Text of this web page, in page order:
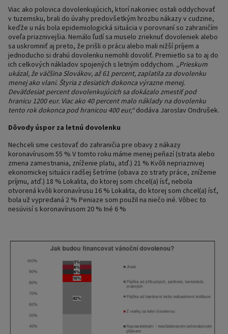
Viac ako polovica dovolenkujúcich, ktorí nakoniec ostali oddychovať
v tuzemsku, brali do úvahy predovšetkým hrozbu nákazy v cudzine,
keďže u nás bola epidemiologická situácia v porovnaní so zahraničím
oveľa priaznivejšia. Nemálo ľudí sa muselo zrieknuť dovoleniek alebo
sa uskromniť aj preto, že prišli o prácu alebo mali nižší príjem a
jednoducho si drahú dovolenku nemohli dovoliť. Premietlo sa to aj do
ich celkových nákladov spojených s letným oddychom. „Prieskum
ukázal, že väčšina Slovákov, až 61 percent, zaplatila za dovolenku
menej ako vlani. Štyria z desiatich dokonca výrazne menej.
Deväťdesiat percent dovolenkujúcich sa dokázalo zmestiť pod
hranicu 1200 eur. Viac ako 40 percent malo náklady na dovolenku
tento rok dokonca pod hranicou 400 eur,“dodáva Jaroslav Ondrušek.
Dôvody úspor za letnú dovolenku
Nechceli sme cestovať do zahraničia pre obavy z nákazy
koronavírusom 55 % V tomto roku máme menej peňazí (strata alebo
zmena zamestnania, zníženie platu, atď.) 21 % Kvôli nepriaznivej
ekonomickej situácii radšej šetríme (obava zo straty práce, zníženie
príjmu, atď.) 18 % Lokalita, do ktorej som chcel(a) ísť, nebola
otvorená kvôli koronavírusu 16 % Lokalita, do ktorej som chcel(a) ísť,
bola už vypredaná 2 % Peniaze som použil na niečo iné. Vôbec to
nesúvisí s koronavírusom 20 % Iné 6 %